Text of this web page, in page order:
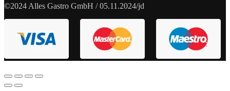
©2024 Alles Gastro GmbH / 05.11.2024/jd